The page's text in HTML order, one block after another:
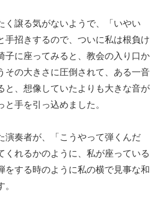
く譲る気がないようで、「いやい
手招きするので、ついに私は根負け
子に座ってみると、教会の入り口か
その大きさに圧倒されて、ある一音
と、想像していたよりも大きな音が
手を引っ込めました。
演奏者が、「こうやって弾くんだ
くれるかのように、私が座っている
をする時のように私の横で見事な和